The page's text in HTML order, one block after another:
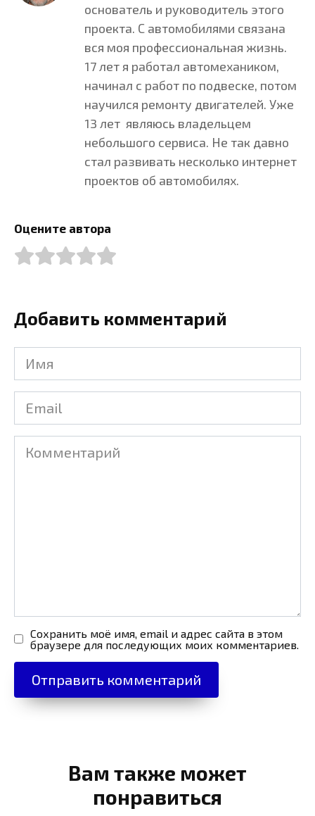
основатель и руководитель этого
проекта. С автомобилями связана
вся моя профессиональная жизнь.
17 лет я работал автомехаником,
начинал с работ по подвеске, потом
научился ремонту двигателей. Уже
13 лет являюсь владельцем
небольшого сервиса. Не так давно
стал развивать несколько интернет
проектов об автомобилях.
Оцените автора
Добавить комментарий
Имя
Email
Комментарий
Сохранить моё имя, email и адрес сайта в этом
браузере для последующих моих комментариев.
Вам также может
понравиться